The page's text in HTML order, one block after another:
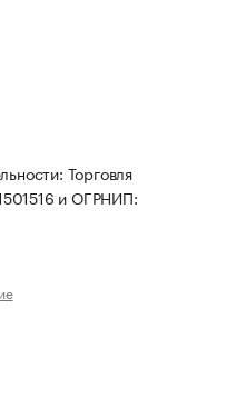
Торговля
и ОГРНИП: